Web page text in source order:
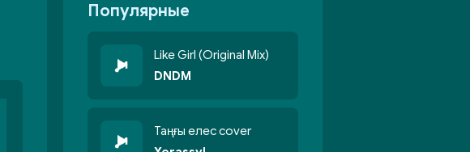
Популярные
Like Girl (Original Mix)
DNDM
Таңғы елес cover